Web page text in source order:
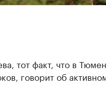
тот факт, что в
говорит об